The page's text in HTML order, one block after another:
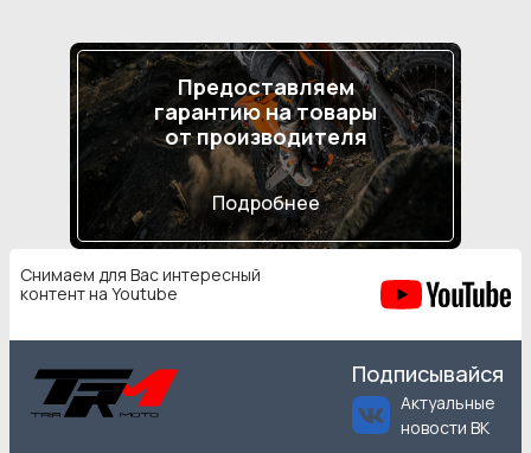
Предоставляем
гарантию на товары
от производителя
Подробнее
Снимаем для Вас интересный
контент на Youtube
Подписывайся
Актуальные
новости ВК